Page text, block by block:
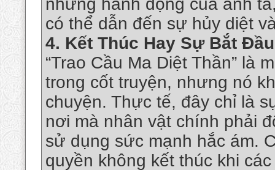
những hành động của anh
có thể dẫn đến sự hủy diệt
4. Kết Thúc Hay Sự Bắt
“Trao Cầu Ma Diệt Thần” là
trong cốt truyện, nhưng nó
chuyện. Thực tế, đây chỉ là
nơi mà nhân vật chính phải
sử dụng sức mạnh hắc ám.
quyền không kết thúc khi